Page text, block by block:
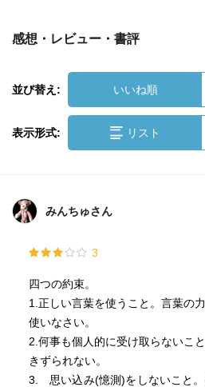
感想・レビュー・書評
並び替え: いいね順
表示形式: リスト
みんちゅさん
3
四つの約束。
1.正しい言葉を使うこと。言葉の
使いなさい。
2.何事も個人的に受け取らないこ
きずられない。
3. 思い込み(憶測)をしないこと。